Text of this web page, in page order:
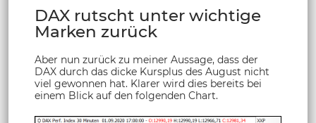
DAX rutscht unter wichtige
Marken zurück
Aber nun zurück zu meiner Aussage, dass der
DAX durch das dicke Kursplus des August nicht
viel gewonnen hat. Klarer wird dies bereits bei
einem Blick auf den folgenden Chart.